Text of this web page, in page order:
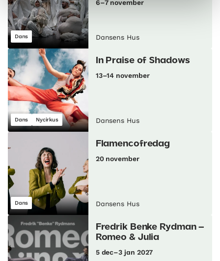
Dans
6–7 november
Dansens Hus
Dans Nycirkus
In Praise of Shadows
13–14 november
Dansens Hus
Dans
Flamencofredag
20 november
Dansens Hus
Fredrik Benke Rydman –
Romeo & Julia
5 dec–3 jan 2027